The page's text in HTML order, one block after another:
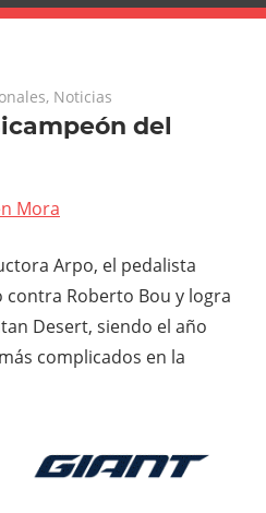
, Noticias
del
Mora
Arpo, el pedalista
contra Roberto Bou y logra
Desert, siendo el año
complicados en la